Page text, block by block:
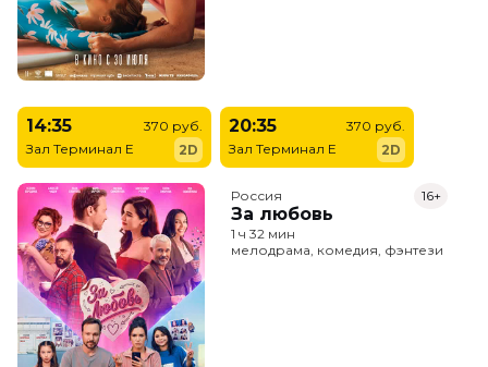
14:35
Зал Терминал E
370 руб.
2D
20:35
Зал Терминал E
370 руб.
2D
Россия
За любовь
16+
1 ч 32 мин
мелодрама, комедия, фэнтези